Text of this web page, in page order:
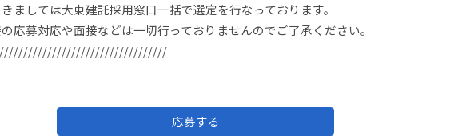
ましては大東建託採用窓口一括で選定を行なっております。
応募対応や面接などは一切行っておりませんのでご了承ください。
応募する